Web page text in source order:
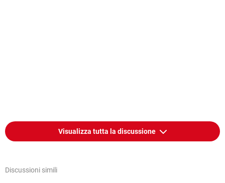
Visualizza tutta la discussione
Discussioni simili